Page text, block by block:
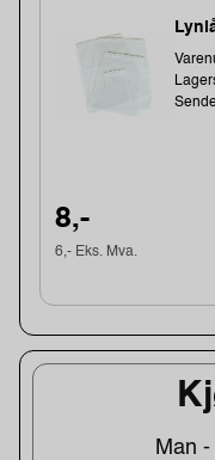
Man
8,-
6,- Eks. Mva.